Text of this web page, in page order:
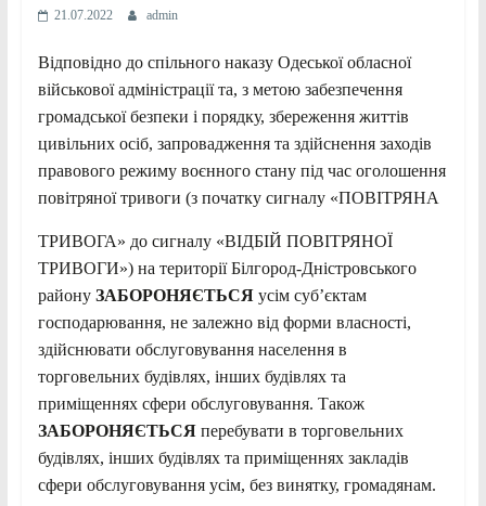
21.07.2022 admin
Відповідно до спільного наказу Одеської обласної
військової адміністрації та, з метою забезпечення
громадської безпеки і порядку, збереження життів
цивільних осіб, запровадження та здійснення заходів
правового режиму воєнного стану під час оголошення
повітряної тривоги (з початку сигналу «ПОВІТРЯНА
ТРИВОГА» до сигналу «ВІДБІЙ ПОВІТРЯНОЇ
ТРИВОГИ») на території Білгород-Дністровського
району ЗАБОРОНЯЄТЬСЯусім суб’єктам
господарювання, не залежно від форми власності,
здійснювати обслуговування населення в
торговельних будівлях, інших будівлях та
приміщеннях сфери обслуговування. Також
ЗАБОРОНЯЄТЬСЯперебувати в торговельних
будівлях, інших будівлях та приміщеннях закладів
сфери обслуговування усім, без винятку, громадянам.